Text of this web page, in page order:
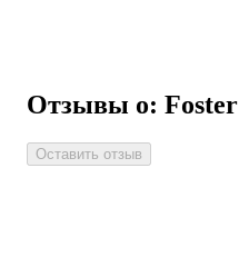
Отзывы о: Foster
Оставить отзыв